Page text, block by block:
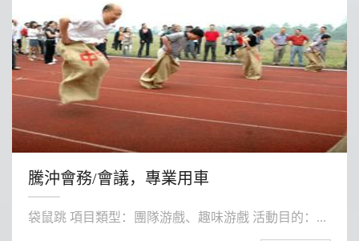
騰沖會務/會議，專業用車
袋鼠跳 項目類型：團隊游戲、趣味游戲 活動目的：...